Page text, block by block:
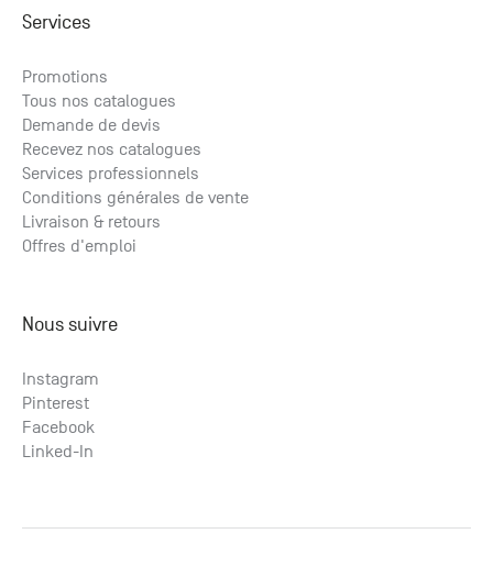
Services
Promotions
Tous nos catalogues
Demande de devis
Recevez nos catalogues
Services professionnels
Conditions générales de vente
Livraison & retours
Offres d'emploi
Nous suivre
Instagram
Pinterest
Facebook
Linked-In